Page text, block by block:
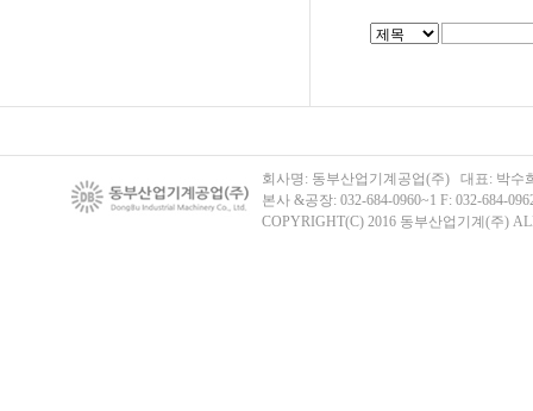
회사명: 동부산업기계공업(주) 대표: 박수
본사 &공장: 032-684-0960~1 F: 032-684-
COPYRIGHT(C) 2016 동부산업기계(주)